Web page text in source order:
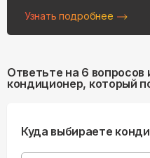
Узнать подробнее
Ответьте на 6
кондиционер, который
Куда выбираете